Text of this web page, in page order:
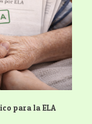
para la ELA